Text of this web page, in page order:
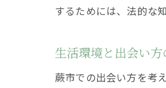
するためには、法的な
生活環境と出会い
蕨市での出会い方を考